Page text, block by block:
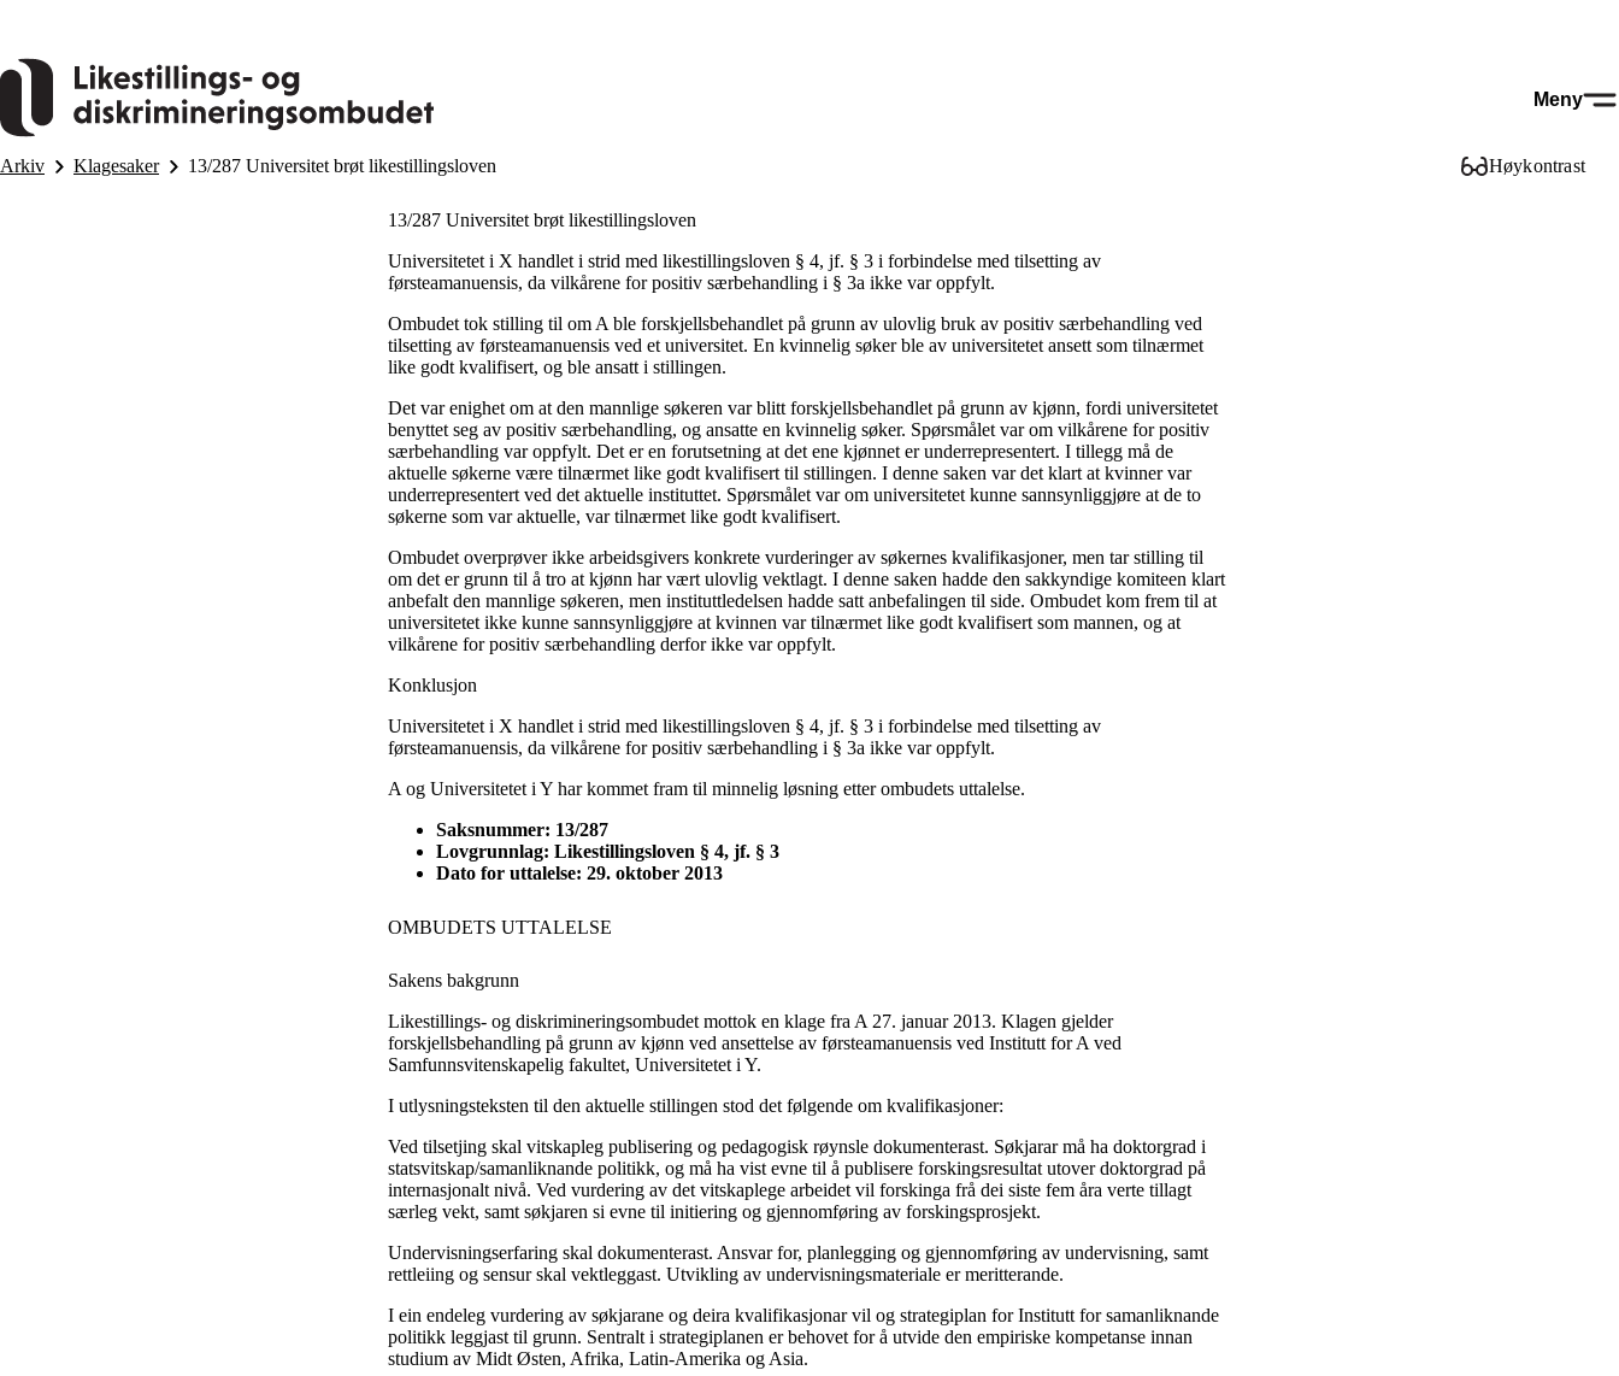
Meny
Arkiv Klagesaker 13/287 Universitet brøt likestillingsloven Høykontrast
13/287 Universitet brøt likestillingsloven
Universitetet i X handlet i strid med likestillingsloven § 4, jf. § 3 i forbindelse med tilsetting av
førsteamanuensis, da vilkårene for positiv særbehandling i § 3a ikke var oppfylt.
Ombudet tok stilling til om A ble forskjellsbehandlet på grunn av ulovlig bruk av positiv særbehandling ved
tilsetting av førsteamanuensis ved et universitet. En kvinnelig søker ble av universitetet ansett som tilnærmet
like godt kvalifisert, og ble ansatt i stillingen.
Det var enighet om at den mannlige søkeren var blitt forskjellsbehandlet på grunn av kjønn, fordi universitetet
benyttet seg av positiv særbehandling, og ansatte en kvinnelig søker. Spørsmålet var om vilkårene for positiv
særbehandling var oppfylt. Det er en forutsetning at det ene kjønnet er underrepresentert. I tillegg må de
aktuelle søkerne være tilnærmet like godt kvalifisert til stillingen. I denne saken var det klart at kvinner var
underrepresentert ved det aktuelle instituttet. Spørsmålet var om universitetet kunne sannsynliggjøre at de to
søkerne som var aktuelle, var tilnærmet like godt kvalifisert.
Ombudet overprøver ikke arbeidsgivers konkrete vurderinger av søkernes kvalifikasjoner, men tar stilling til
om det er grunn til å tro at kjønn har vært ulovlig vektlagt. I denne saken hadde den sakkyndige komiteen klart
anbefalt den mannlige søkeren, men instituttledelsen hadde satt anbefalingen til side. Ombudet kom frem til at
universitetet ikke kunne sannsynliggjøre at kvinnen var tilnærmet like godt kvalifisert som mannen, og at
vilkårene for positiv særbehandling derfor ikke var oppfylt.
Konklusjon
Universitetet i X handlet i strid med likestillingsloven § 4, jf. § 3 i forbindelse med tilsetting av
førsteamanuensis, da vilkårene for positiv særbehandling i § 3a ikke var oppfylt.
A og Universitetet i Y har kommet fram til minnelig løsning etter ombudets uttalelse.
Saksnummer: 13/287
Lovgrunnlag: Likestillingsloven § 4, jf. § 3
Dato for uttalelse: 29. oktober 2013
OMBUDETS UTTALELSE
Sakens bakgrunn
Likestillings- og diskrimineringsombudet mottok en klage fra A 27. januar 2013. Klagen gjelder
forskjellsbehandling på grunn av kjønn ved ansettelse av førsteamanuensis ved Institutt for A ved
Samfunnsvitenskapelig fakultet, Universitetet i Y.
I utlysningsteksten til den aktuelle stillingen stod det følgende om kvalifikasjoner:
Ved tilsetjing skal vitskapleg publisering og pedagogisk røynsle dokumenterast. Søkjarar må ha doktorgrad i
statsvitskap/samanliknande politikk, og må ha vist evne til å publisere forskingsresultat utover doktorgrad på
internasjonalt nivå. Ved vurdering av det vitskaplege arbeidet vil forskinga frå dei siste fem åra verte tillagt
særleg vekt, samt søkjaren si evne til initiering og gjennomføring av forskingsprosjekt.
Undervisningserfaring skal dokumenterast. Ansvar for, planlegging og gjennomføring av undervisning, samt
rettleiing og sensur skal vektleggast. Utvikling av undervisningsmateriale er meritterande.
I ein endeleg vurdering av søkjarane og deira kvalifikasjonar vil og strategiplan for Institutt for samanliknande
politikk leggjast til grunn. Sentralt i strategiplanen er behovet for å utvide den empiriske kompetanse innan
studium av Midt Østen, Afrika, Latin-Amerika og Asia.